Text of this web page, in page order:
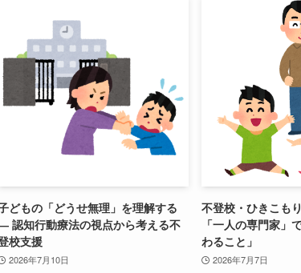
どもの「どうせ無理」を理解する
認知行動療法の視点から考える不
校支援
2026年7月10日
不登校・ひきこも
「一人の専門家」
わること」
2026年7月7日